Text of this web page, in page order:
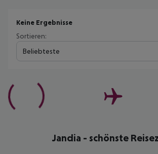
Keine Ergebnisse
Sortieren:
Beliebteste
Jandia - schönste